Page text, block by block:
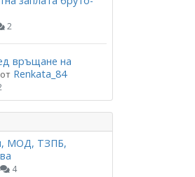
2
връщане на
от Renkata_84
МОД, ТЗПБ,
4